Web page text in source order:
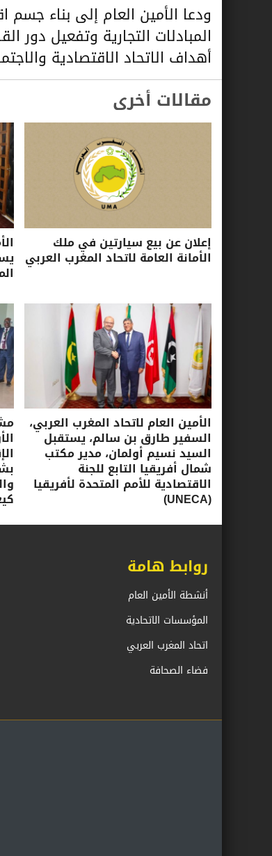
ودعا الأمين العام إلى بناء
المبادلات التجارية وتفعيل
أهداف الاتحاد الاقتصادية
مقالات أخرى
إعلان عن بيع سيارتين في ملك
الأمانة العامة لاتحاد المغرب العربي
الأمين العام لاتحاد المغرب العربي،
السفير طارق بن سالم، يستقبل
السيد نسيم أولمان، مدير مكتب
شمال أفريقيا التابع للجنة
الاقتصادية للأمم المتحدة لأفريقيا
(UNECA)
روابط هامة
أنشطة الأمين العام
المؤسسات الاتحادية
اتحاد المغرب العربي
فضاء الصحافة